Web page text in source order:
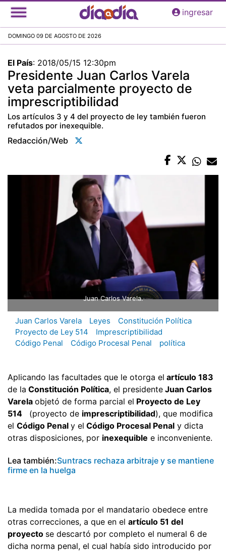
Pasar
al
principal
ingresar
DOMINGO 09 DE AGOSTO DE 2026
El País: 2018/05/15 12:30pm
Presidente Juan Carlos Varela
veta parcialmente proyecto de
imprescriptibilidad
Los artículos 3 y 4 del proyecto de ley también fueron
refutados por inexequible.
Redacción/web
Juan Carlos Varela.
Juan Carlos Varela Leyes
Constitución Política
Proyecto de Ley 514
Imprescriptibilidad
Código Penal
Código Procesal Penal política
Aplicando las facultades que le otorga el artículo 183
de la Constitución Política, el presidente Juan Carlos
Varela objetó de forma parcial el Proyecto de Ley
514
(proyecto de imprescriptibilidad), que modifica
el Código Penal y el Código Procesal Penal y dicta
otras disposiciones, por inexequible e inconveniente.
Lea también:Suntracs rechaza arbitraje y se mantiene
firme en la huelga
La medida tomada por el mandatario obedece entre
otras correcciones, a que en el artículo 51 del
proyecto se descartó por completo el numeral 6 de
dicha norma penal, el cual había sido introducido por